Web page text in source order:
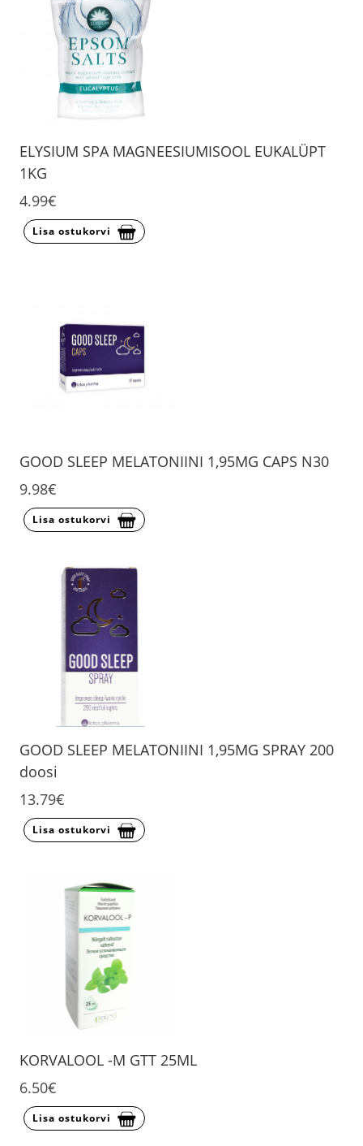
ELYSIUM SPA MAGNEESIUMISOOL EUKALÜPT
1KG
4.99€
Lisa ostukorvi
GOOD SLEEP MELATONIINI 1,95MG CAPS N30
9.98€
Lisa ostukorvi
GOOD SLEEP MELATONIINI 1,95MG SPRAY 200
doosi
13.79€
Lisa ostukorvi
KORVALOOL -M GTT 25ML
6.50€
Lisa ostukorvi